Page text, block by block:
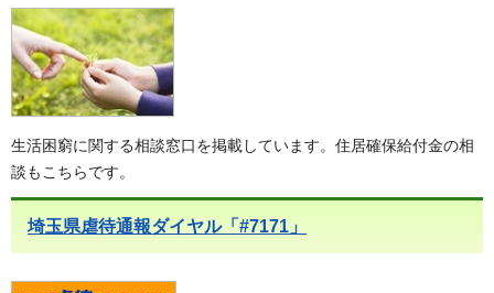
生活困窮に関する相談窓口を掲載しています。住居確保給付金の相
談もこちらです。
埼玉県虐待通報ダイヤル「#7171」